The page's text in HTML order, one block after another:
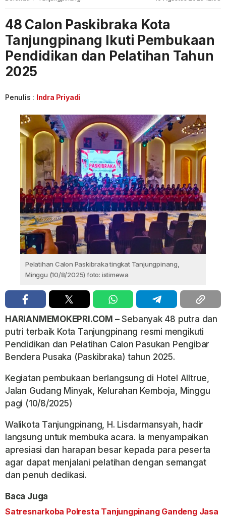
48 Calon Paskibraka Kota
Tanjungpinang Ikuti Pembukaan
Pendidikan dan Pelatihan Tahun
2025
Penulis : Indra Priyadi
Pelatihan Calon Paskibraka tingkat Tanjungpinang,
Minggu (10/8/2025) foto: istimewa
HARIANMEMOKEPRI.COM –Sebanyak 48 putra dan
putri terbaik Kota Tanjungpinang resmi mengikuti
Pendidikan dan Pelatihan Calon Pasukan Pengibar
Bendera Pusaka (Paskibraka) tahun 2025.
Kegiatan pembukaan berlangsung di Hotel Alltrue,
Jalan Gudang Minyak, Kelurahan Kemboja, Minggu
pagi (10/8/2025)
Walikota Tanjungpinang, H. Lisdarmansyah, hadir
langsung untuk membuka acara. Ia menyampaikan
apresiasi dan harapan besar kepada para peserta
agar dapat menjalani pelatihan dengan semangat
dan penuh dedikasi.
Baca Juga
Satresnarkoba Polresta Tanjungpinang Gandeng Jasa